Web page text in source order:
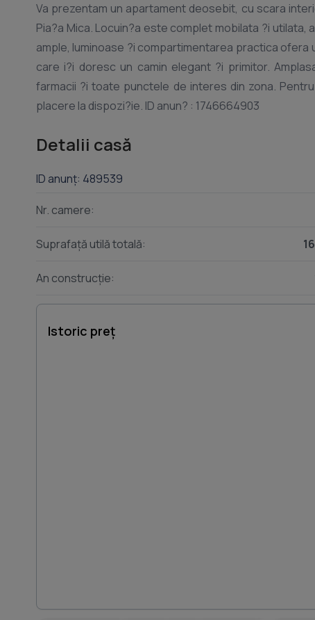
Va prezentam un apartament deosebit, cu scara
Pia?a Mica. Locuin?a este complet mobilata ?i utilata, amenajata cu bun gust ?i pregatita pentru mutare imediata. Spa?iile
ample, luminoase ?i compartimentarea practica
care i?i doresc un camin elegant ?i primitor. Amplasarea excelenta asigura acces rapid catre pia?a, magazine, ?coli,
farmacii ?i toate punctele de interes din zona. Pentru informa?ii suplimentare ?i programarea unei vizionari, va stam cu
Detalii casă
ID anunț: 489539
Nr. camere:
Suprafață utilă totală:
An construcție:
Istoric preț